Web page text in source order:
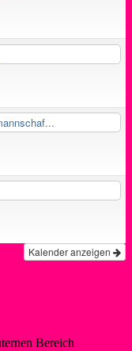
Kalender anzeigen
Bereich